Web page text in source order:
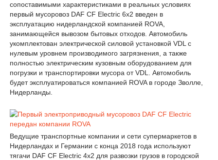
сопоставимыми характеристиками в реальных условиях
первый мусоровоз DAF CF Electric 6x2 введен в
эксплуатацию нидерландской компанией ROVA,
занимающейся вывозом бытовых отходов. Автомобиль
укомплектован электрической силовой установкой VDL с
нулевым уровнем производимого загрязнения, a также
полностью электрическим кузовным оборудованием для
погрузки и транспортировки мусора от VDL. Автомобиль
будет эксплуатироваться компанией ROVA в городе Зволле,
Нидерланды.
Ведущие транспортные компании и сети супермаркетов в
Нидерландах и Германии с конца 2018 года используют
тягачи DAF CF Electric 4x2 для развозки грузов в городской